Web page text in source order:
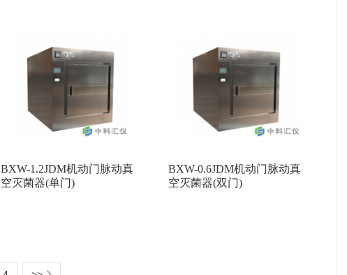
BXW-1.2JDM机动门脉动真
空灭菌器(单门)
BXW-0.6JDM机动门脉动真
空灭菌器(双门)